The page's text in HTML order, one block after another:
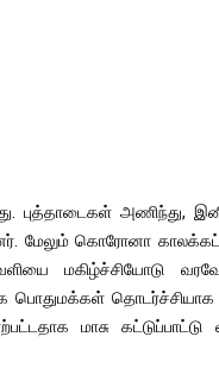
புத்தாடைகள் அணிந்து,
மேலும் கொரோனா
மகிழ்ச்சியோடு
தொடர்ச்சியாக
மாசு கட்டுப்பாட்டு